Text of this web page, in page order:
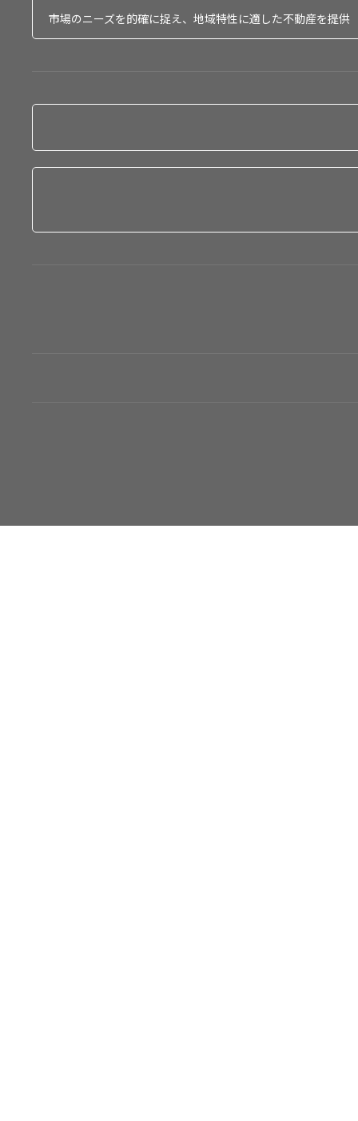
市場のニーズを的確に捉え、地域特性に適した不動産を提供